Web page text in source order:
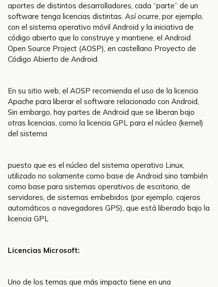
aportes de distintos desarrolladores, cada “parte” de un
software tenga licencias distintas. Así ocurre, por ejemplo,
con el sistema operativo móvil Android y la iniciativa de
código abierto que lo construye y mantiene, el Android
Open Source Project (AOSP), en castellano Proyecto de
Código Abierto de Android.
En su sitio web, el AOSP recomienda el uso de la licencia
Apache para liberar el software relacionado con Android,
Sin embargo, hay partes de Android que se liberan bajo
otras licencias, como la licencia GPL para el núcleo (kernel)
del sistema
puesto que es el núcleo del sistema operativo Linux,
utilizado no solamente como base de Android sino también
como base para sistemas operativos de escritorio, de
servidores, de sistemas embebidos (por ejemplo, cajeros
automáticos o navegadores GPS), que está liberado bajo la
licencia GPL
Licencias Microsoft:
Uno de los temas que más impacto tiene en una